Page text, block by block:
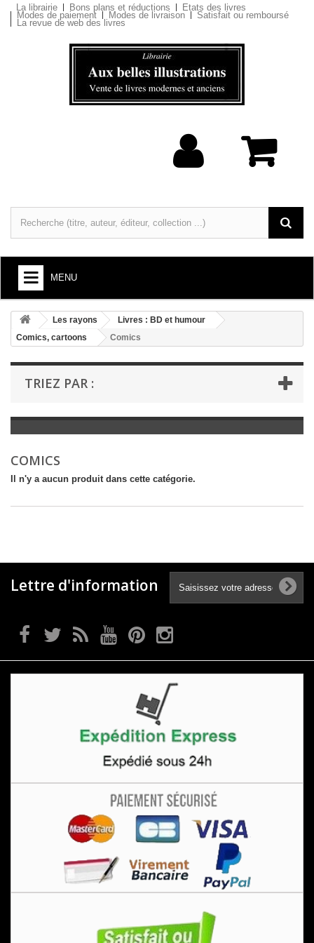
La librairie Bons plans et réductions Etats des livres
Modes de paiement Modes de livraison Satisfait ou remboursé
La revue de web des livres
MENU
+
LIVRES : ARTS ET SOCIÉTÉ
+
LIVRES : LITTÉRATURE
+
LIVRES : JEUNESSE
LIVRES ANCIENS AVANT 1900
Les rayons
Livres : BD et humour
Comics, cartoons
Comics
TRIEZ PAR :
COMICS
Il n'y a aucun produit dans cette catégorie.
Lettre d'information